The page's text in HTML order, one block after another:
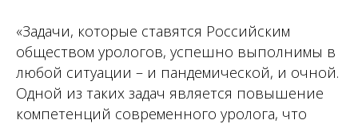
«Задачи, которые ставятся Российским
обществом урологов, успешно выполнимы в
любой ситуации – и пандемической, и очной.
Одной из таких задач является повышение
компетенций современного уролога, что